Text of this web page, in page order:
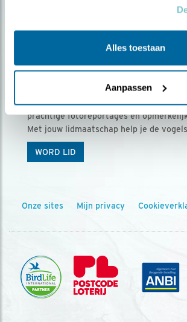
Alles toestaan
Aanpassen
Ontvang 5 x Vogels voor €
Vogels is het tijdschrift voor onze
prachtige fotoreportages en
Met jouw lidmaatschap help je de
WORD LID
Onze sites Mijn privacy